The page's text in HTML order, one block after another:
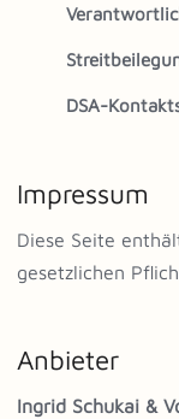
DSA-
Impressum
Diese Seite
gesetzlichen
Anbieter
Ingrid Schukai &